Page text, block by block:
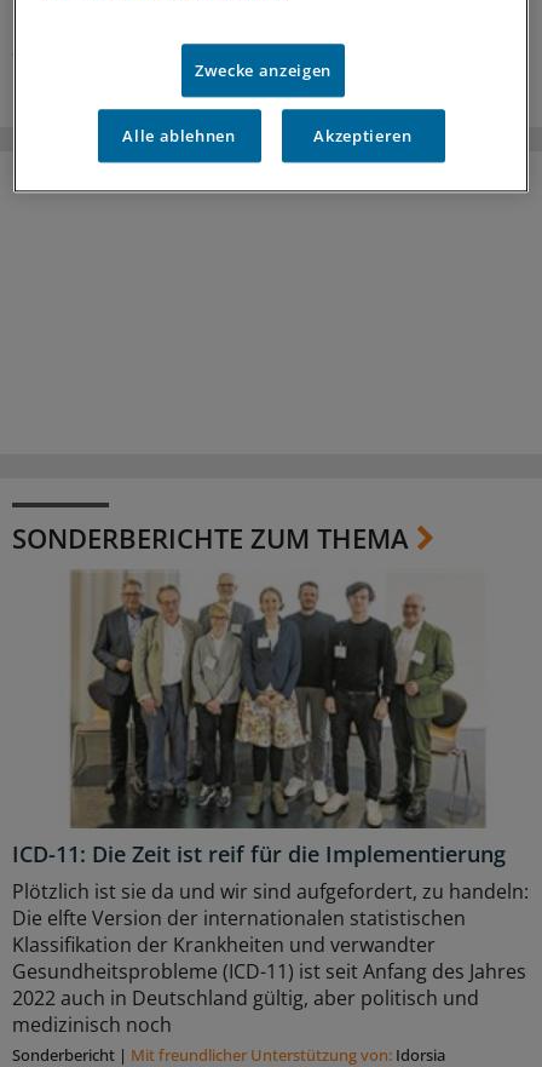
27.07.2026
SONDERBERICHTE ZUM THEMA
ICD-11: Die Zeit ist reif für die Implementierung
Plötzlich ist sie da und wir sind aufgefordert, zu handeln:
Die elfte Version der internationalen statistischen
Klassifikation der Krankheiten und verwandter
Gesundheitsprobleme (ICD-11) ist seit Anfang des Jahres
2022 auch in Deutschland gültig, aber politisch und
medizinisch noch
Sonderbericht | Mit freundlicher Unterstützung von: Idorsia
Zwecke anzeigen
Alle ablehnen Akzeptieren